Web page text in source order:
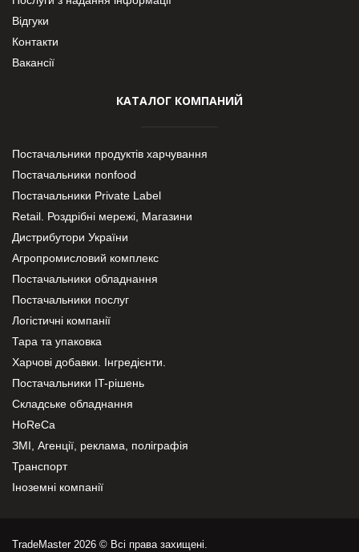
Відгуки
Контакти
Вакансії
КАТАЛОГ КОМПАНИЙ
Постачальники продуктів харчування
Постачальники nonfood
Постачальники Private Label
Retail. Роздрібні мережі, Магазини
Дистрибутори України
Агропромисловий комплекс
Постачальники обладнання
Постачальники послуг
Логістичні компанії
Тара та упаковка
Харчові добавки. Інгредієнти.
Постачальники IT-рішень
Складське обладнання
HoReCa
ЗМІ, Агенції, реклама, поліграфія
Транспорт
Іноземні компанії
TradeMaster 2026 © Всі права захищені.